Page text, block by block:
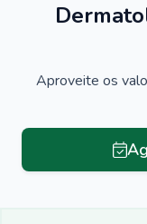
Aproveite os